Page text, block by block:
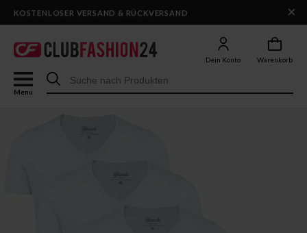
Dein Konto Warenkorb
Menu
DHL-VERSAND IN 1–2 WERKTAGEN ×